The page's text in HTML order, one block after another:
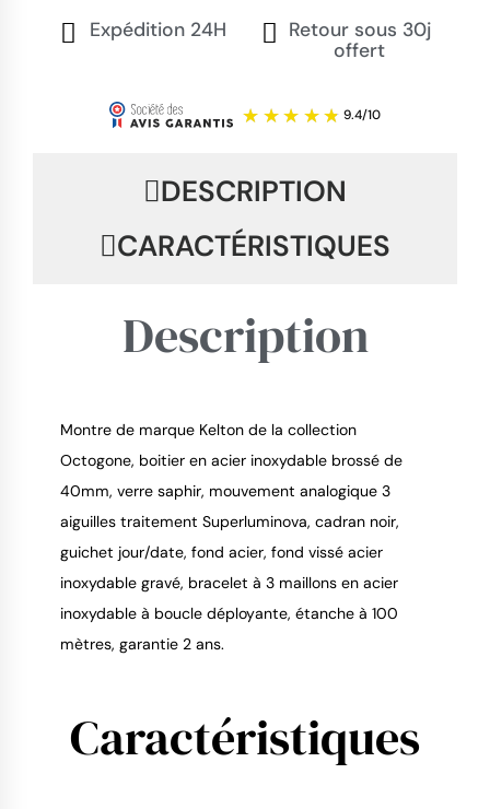
Expédition 24H
Retour sous 30j
offert
DESCRIPTION
CARACTÉRISTIQUES
Description
Montre de marque Kelton de la collection
Octogone, boitier en acier inoxydable brossé de
40mm, verre saphir, mouvement analogique 3
aiguilles traitement Superluminova, cadran noir,
guichet jour/date, fond acier, fond vissé acier
inoxydable gravé, bracelet à 3 maillons en acier
inoxydable à boucle déployante, étanche à 100
mètres, garantie 2 ans.
Caractéristiques